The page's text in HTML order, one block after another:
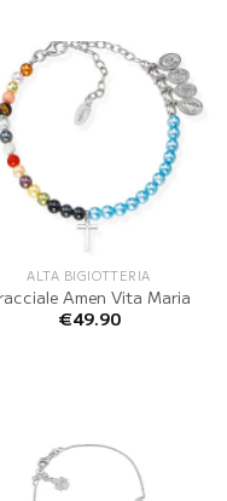
ALTA BIGIOTTERIA
Amen Vita Maria
€49.90